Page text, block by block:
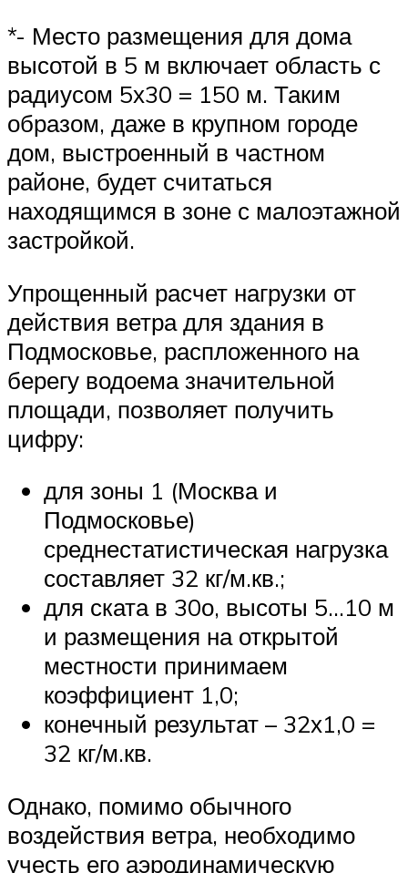
*- Место размещения для дома
высотой в 5 м включает область с
радиусом 5х30 = 150 м. Таким
образом, даже в крупном городе
дом, выстроенный в частном
районе, будет считаться
находящимся в зоне с малоэтажной
застройкой.
Упрощенный расчет нагрузки от
действия ветра для здания в
Подмосковье, распложенного на
берегу водоема значительной
площади, позволяет получить
цифру:
для зоны 1 (Москва и
Подмосковье)
среднестатистическая нагрузка
составляет 32 кг/м.кв.;
для ската в 30о, высоты 5…10 м
и размещения на открытой
местности принимаем
коэффициент 1,0;
конечный результат – 32х1,0 =
32 кг/м.кв.
Однако, помимо обычного
воздействия ветра, необходимо
учесть его аэродинамическую